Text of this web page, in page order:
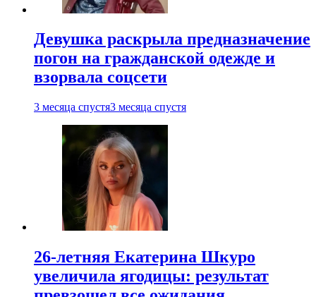
Девушка раскрыла предназначение
погон на гражданской одежде и
взорвала соцсети
3 месяца спустя3 месяца спустя
26-летняя Екатерина Шкуро
увеличила ягодицы: результат